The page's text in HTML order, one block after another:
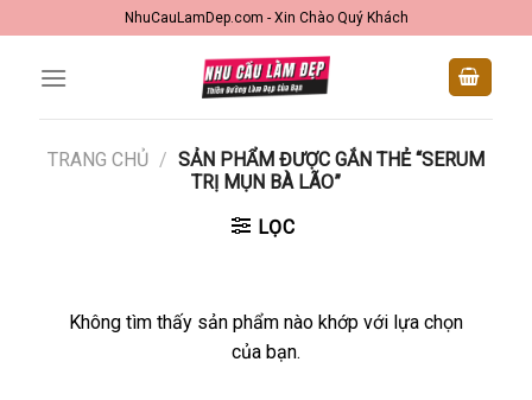
to
content
NhuCauLamDep.com - Xin Chào Quý Khách
TRANG CHỦ / SẢN PHẨM ĐƯỢC GẮN THẺ “SERUM
TRỊ MỤN BÀ LÃO”
LỌC
Không tìm thấy sản phẩm nào khớp với lựa chọn
của bạn.